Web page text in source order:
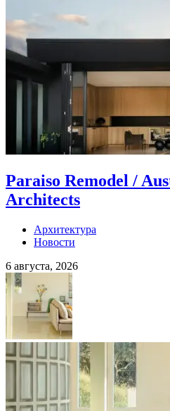
Paraiso Remodel /
Architects
Архитектура
Новости
6 августа, 2026